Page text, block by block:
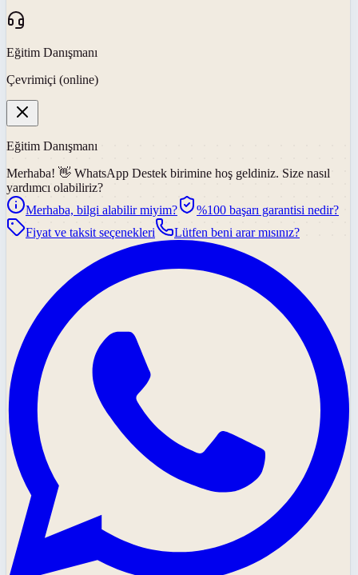
Eğitim Danışmanı
Çevrimiçi (online)
Eğitim Danışmanı
Merhaba! 👋 WhatsApp Destek birimine hoş geldiniz. Size nasıl
yardımcı olabiliriz?
Merhaba, bilgi alabilir miyim?
%100 başarı garantisi nedir?
Fiyat ve taksit seçenekleri
Lütfen beni arar mısınız?